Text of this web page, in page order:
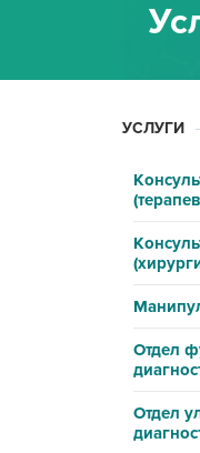
УСЛУГИ
Отдел
Отдел